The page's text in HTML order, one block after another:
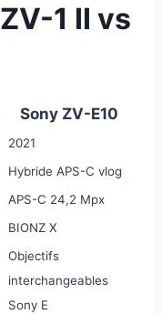
1 II vs
Sony ZV-E10
2021
Hybride APS-C vlog
APS-C 24,2 Mpx
BIONZ X
Objectifs
interchangeables
Sony E